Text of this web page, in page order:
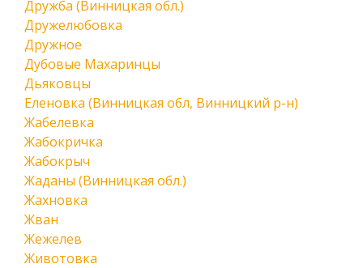
Дружба (Винницкая обл.)
Дружелюбовка
Дружное
Дубовые Махаринцы
Дьяковцы
Еленовка (Винницкая обл, Винницкий р-н)
Жабелевка
Жабокричка
Жабокрыч
Жаданы (Винницкая обл.)
Жахновка
Жван
Жежелев
Животовка